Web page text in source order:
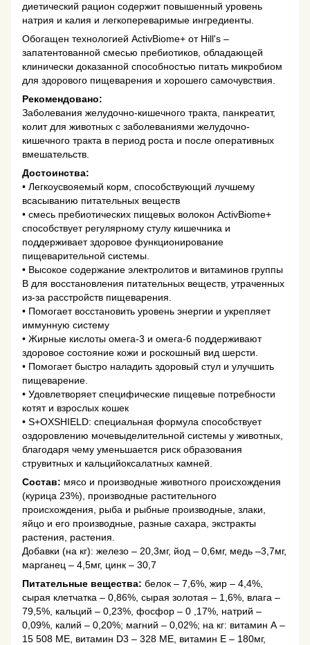
диетический рацион содержит повышенный уровень
натрия и калия и легкопереваримые ингредиенты.
Обогащен технологией ActivBiome+ от Hill's –
запатентованной смесью пребиотиков, обладающей
клинически доказанной способностью питать микробиом
для здорового пищеварения и хорошего самочувствия.
Рекомендовано:
Заболевания желудочно-кишечного тракта, панкреатит,
колит для животных с заболеваниями желудочно-
кишечного тракта в период роста и после оперативных
вмешательств.
Достоинства:
• Легкоусвояемый корм, способствующий лучшему
всасыванию питательных веществ
• смесь пребиотических пищевых волокон ActivBiome+
способствует регулярному стулу кишечника и
поддерживает здоровое функционирование
пищеварительной системы.
• Высокое содержание электролитов и витаминов группы
B для восстановления питательных веществ, утраченных
из-за расстройств пищеварения.
• Помогает восстановить уровень энергии и укрепляет
иммунную систему
• Жирные кислоты омега-3 и омега-6 поддерживают
здоровое состояние кожи и роскошный вид шерсти.
• Помогает быстро наладить здоровый стул и улучшить
пищеварение.
• Удовлетворяет специфические пищевые потребности
котят и взрослых кошек
• S+OXSHIELD: специальная формула способствует
оздоровлению мочевыделительной системы у животных,
благодаря чему уменьшается риск образования
струвитных и кальцийоксалатных камней.
Состав: мясо и производные животного происхождения
(курица 23%), производные растительного
происхождения, рыба и рыбные производные, злаки,
яйцо и его производные, разные сахара, экстракты
растения, растения.
Добавки (на кг): железо – 20,3мг, йод – 0,6мг, медь –3,7мг,
марганец – 4,5мг, цинк – 30,7
Питательные вещества: белок – 7,6%, жир – 4,4%,
сырая клетчатка – 0,86%, сырая золотая – 1,6%, влага –
79,5%, кальций – 0,23%, фосфор – 0 ,17%, натрий –
0,09%, калий – 0,20%; магний – 0,02%; на кг: витамин А –
15 508 МЕ, витамин D3 – 328 МЕ, витамин Е – 180мг,